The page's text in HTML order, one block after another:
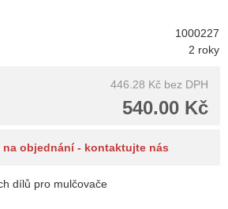
1000227
2 roky
446.28 Kč bez DPH
540.00 Kč
objednání - kontaktujte nás
dílů pro mulčovače